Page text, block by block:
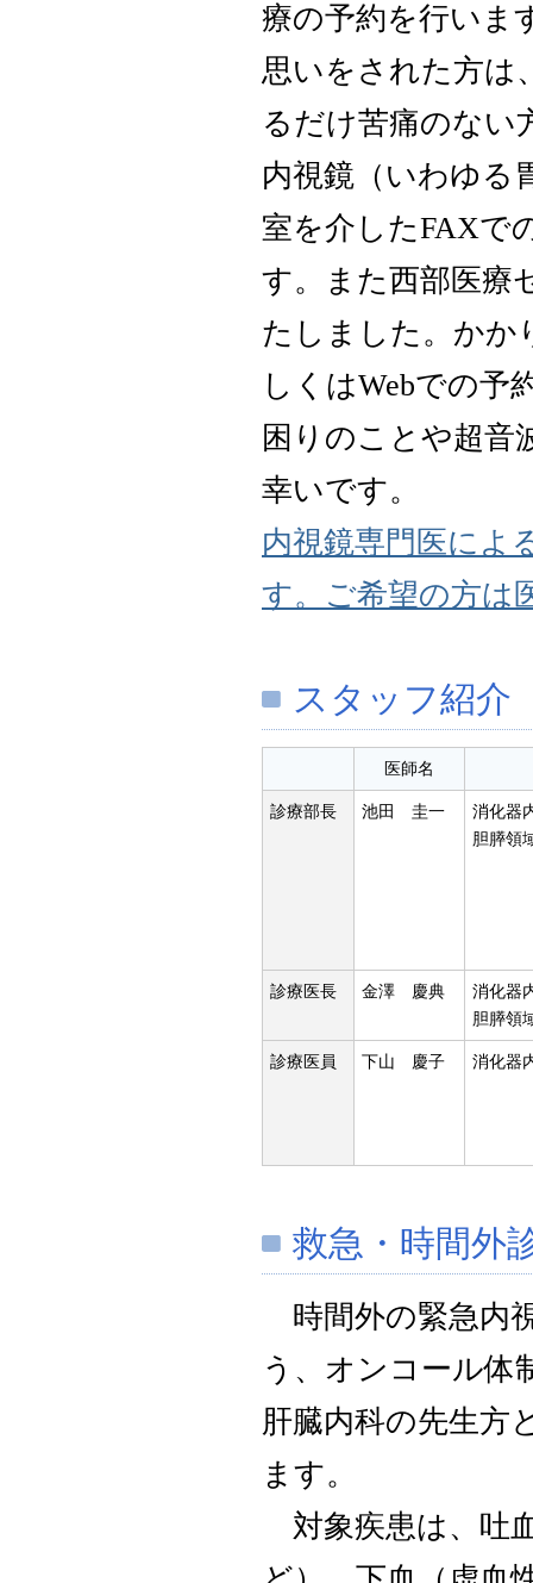
療の予約を行いま
思いをされた方は
るだけ苦痛のない
内視鏡（いわゆる
室を介したFAXで
す。また西部医療
たしました。かか
しくはWebでの予
困りのことや超音
幸いです。
内視鏡専門医によ
す。ご希望の方は
スタッフ紹介
医師名
診療部長 池田 圭一
消化器
胆膵領
診療医長 金澤 慶典
消化器
胆膵領
診療医員 下山 慶子 消化器
救急・時間外
時間外の緊急内
う、オンコール体
肝臓内科の先生方
ます。
対象疾患は、吐